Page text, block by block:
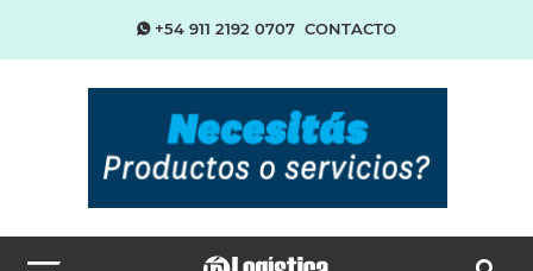
+54 911 2192 0707 CONTACTO